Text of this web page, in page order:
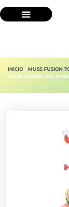
INICIO / MUSS FUSION
MUSS FUSION 700 ZERO